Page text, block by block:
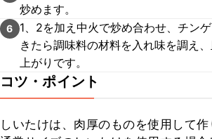
炒めます。
6
1、2を加え中火で炒め合わせ、チン
きたら調味料の材料を入れ味を調え
上がりです。
コツ・ポイント
しいたけは、肉厚のものを使用して作